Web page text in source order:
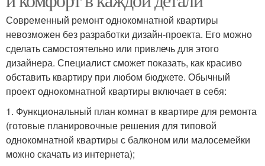
Современный ремонт однокомнатной квартиры
невозможен без разработки дизайн-проекта. Его можно
сделать самостоятельно или привлечь для этого
дизайнера. Специалист сможет показать, как красиво
обставить квартиру при любом бюджете. Обычный
проект однокомнатной квартиры включает в себя:
1. Функциональный план комнат в квартире для ремонта
(готовые планировочные решения для типовой
однокомнатной квартиры с балконом или малосемейки
можно скачать из интернета);